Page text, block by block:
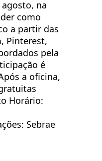
agosto, na
como
a partir das
Pinterest,
pela
é
a oficina,
Horário:
Sebrae